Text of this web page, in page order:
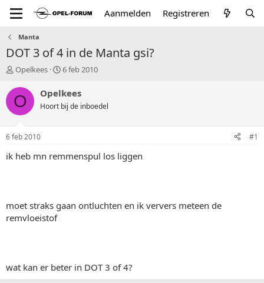
Aanmelden Registreren
Manta
DOT 3 of 4 in de Manta gsi?
T
p
i
a
r
Opelkees
S
a
t
u
6 feb 2010
O Opelkees
Hoort bij de inboedel
6 feb 2010 #1
ik heb mn remmenspul los liggen
moet straks gaan ontluchten en ik ververs meteen de
remvloeistof
wat kan er beter in DOT 3 of 4?